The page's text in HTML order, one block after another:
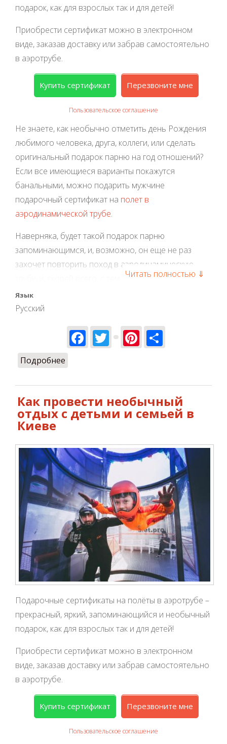
подарок, как для взрослых так и для детей!
Приобрести сертификат можно в электронном
виде, заказав доставку или забрав самостоятельно
в аэротрубе.
Купить сертификат Перезвоните мне
Пользовательское соглашение
Не знаете, как необычно отметить день Рождения
любимого человека, друга, коллеги, или сделать
оригинальный подарок парню на год отношений?
Если все имеющиеся варианты покажутся
банальными, можно подарить мужчине
подарочный сертификат на полет в
аэродинамической трубе.
Наверняка, будет такой подарок парню
запоминающимся, и, возможно, он еще не раз
захочет повторить поход в аэродинамическую
трубу, и, скорей всего, с тем, кто подарил ему
первые впечатления от свободного полета.
Читать полностью ⇓
Язык
Русский
Facebook
TwitterPinterest
Подробнее
Как провести необычный
отдых с детьми и семьей в
Киеве
Подарочные сертификаты на полёты в аэротрубе –
прекрасный, яркий, запоминающийся и необычный
подарок, как для взрослых так и для детей!
Приобрести сертификат можно в электронном
виде, заказав доставку или забрав самостоятельно
в аэротрубе.
Купить сертификат Перезвоните мне
Пользовательское соглашение